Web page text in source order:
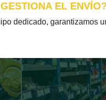
EL ENVÍO?
dedicado, garantizamos